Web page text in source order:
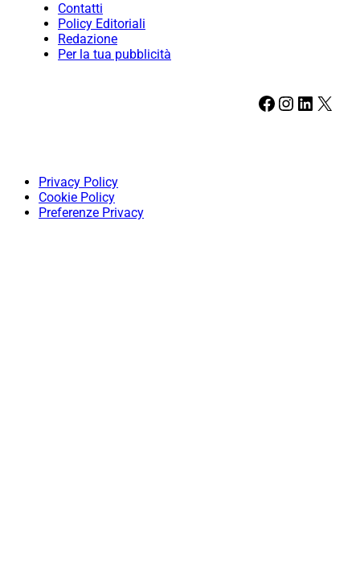
Contatti
Policy Editoriali
Redazione
Per la tua pubblicità
Facebook Instagram LinkedIn X
Privacy Policy
Cookie Policy
Preferenze Privacy